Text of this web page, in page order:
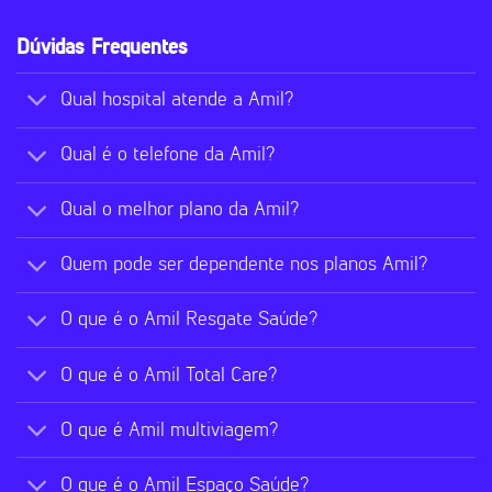
Dúvidas Frequentes
Qual hospital atende a Amil?
Qual é o telefone da Amil?
Qual o melhor plano da Amil?
Quem pode ser dependente nos planos Amil?
O que é o Amil Resgate Saúde?
O que é o Amil Total Care?
O que é Amil multiviagem?
O que é o Amil Espaço Saúde?